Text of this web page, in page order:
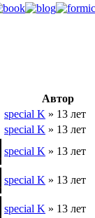
Автор
special K » 13 лет
special K » 13 лет
special K » 13 лет
special K » 13 лет
special K » 13 лет